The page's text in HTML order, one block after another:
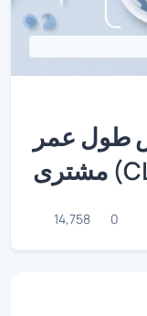
طول عمر
14,758 0